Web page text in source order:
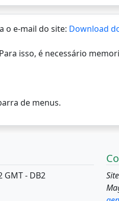
o e-mail do site: Download
isso, é necessário
de menus.
GMT - DB2